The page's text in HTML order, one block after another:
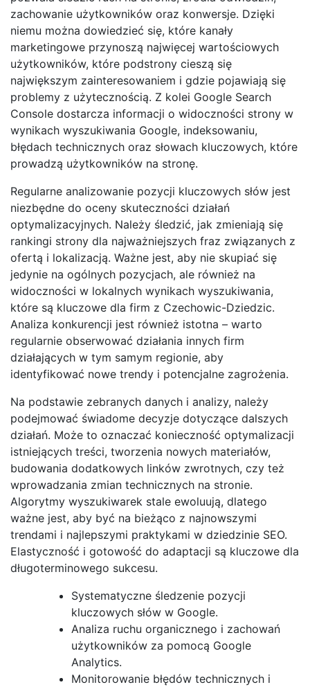
zachowanie użytkowników oraz konwersje. Dzięki
niemu można dowiedzieć się, które kanały
marketingowe przynoszą najwięcej wartościowych
użytkowników, które podstrony cieszą się
największym zainteresowaniem i gdzie pojawiają się
problemy z użytecznością. Z kolei Google Search
Console dostarcza informacji o widoczności strony w
wynikach wyszukiwania Google, indeksowaniu,
błędach technicznych oraz słowach kluczowych, które
prowadzą użytkowników na stronę.
Regularne analizowanie pozycji kluczowych słów jest
niezbędne do oceny skuteczności działań
optymalizacyjnych. Należy śledzić, jak zmieniają się
rankingi strony dla najważniejszych fraz związanych z
ofertą i lokalizacją. Ważne jest, aby nie skupiać się
jedynie na ogólnych pozycjach, ale również na
widoczności w lokalnych wynikach wyszukiwania,
które są kluczowe dla firm z Czechowic-Dziedzic.
Analiza konkurencji jest również istotna – warto
regularnie obserwować działania innych firm
działających w tym samym regionie, aby
identyfikować nowe trendy i potencjalne zagrożenia.
Na podstawie zebranych danych i analizy, należy
podejmować świadome decyzje dotyczące dalszych
działań. Może to oznaczać konieczność optymalizacji
istniejących treści, tworzenia nowych materiałów,
budowania dodatkowych linków zwrotnych, czy też
wprowadzania zmian technicznych na stronie.
Algorytmy wyszukiwarek stale ewoluują, dlatego
ważne jest, aby być na bieżąco z najnowszymi
trendami i najlepszymi praktykami w dziedzinie SEO.
Elastyczność i gotowość do adaptacji są kluczowe dla
długoterminowego sukcesu.
Systematyczne śledzenie pozycji
kluczowych słów w Google.
Analiza ruchu organicznego i zachowań
użytkowników za pomocą Google
Analytics.
Monitorowanie błędów technicznych i